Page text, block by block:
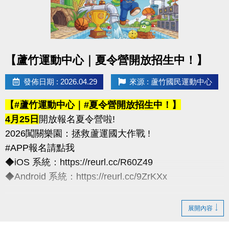
化契約為主)
※以上方案不可共用或轉為他人授課
----------------------------
連絡資訊
-洽詢專線：03-2639066 #111、112
https://www.lzsports.com.tw/zh_TW/news/pageID/1/
-FB : 桃園市蘆竹國民運動中心
-IG : @luzhusports
【蘆竹運動中心｜夏令營開放招生中！】
發佈日期 : 2026.04.29 來源 : 蘆竹國民運動中心
【#蘆竹運動中心｜#夏令營開放招生中！】
4月25日 開放報名夏令營啦!
2026闖關樂園：拯救蘆運國大作戰 !
#APP報名請點我
◆iOS 系統：https://reurl.cc/R60Z49
◆Android 系統：https://reurl.cc/9ZrKXx
展開內容